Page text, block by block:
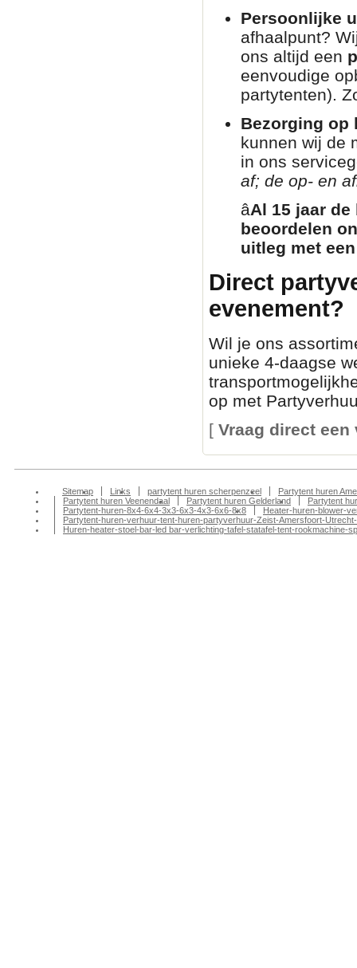
Persoonlijke
afhaalpunt?
ons altijd een
eenvoudige
partytenten).
Bezorging op
kunnen wij de
in ons
af; de op- en
â­Al 15 jaar
beoordelen
uitleg met
Direct
evenement?
Wil je ons
unieke 4-daagse
op met
[ Vraag direct
Sitemap Links partytent huren scherpenzeel
Partytent huren
Partytent huren Veenendaal
Partytent huren Gelderland
Partytent
Partytent-huren-8x4-6x4-3x3-6x3-4x3-6x6-8x8
Heater-huren-blower-
Partytent-huren-verhuur-tent-huren-partyverhuur-Zeist-Amersfoort-
Huren-heater-stoel-bar-led bar-verlichting-tafel-statafel-tent-